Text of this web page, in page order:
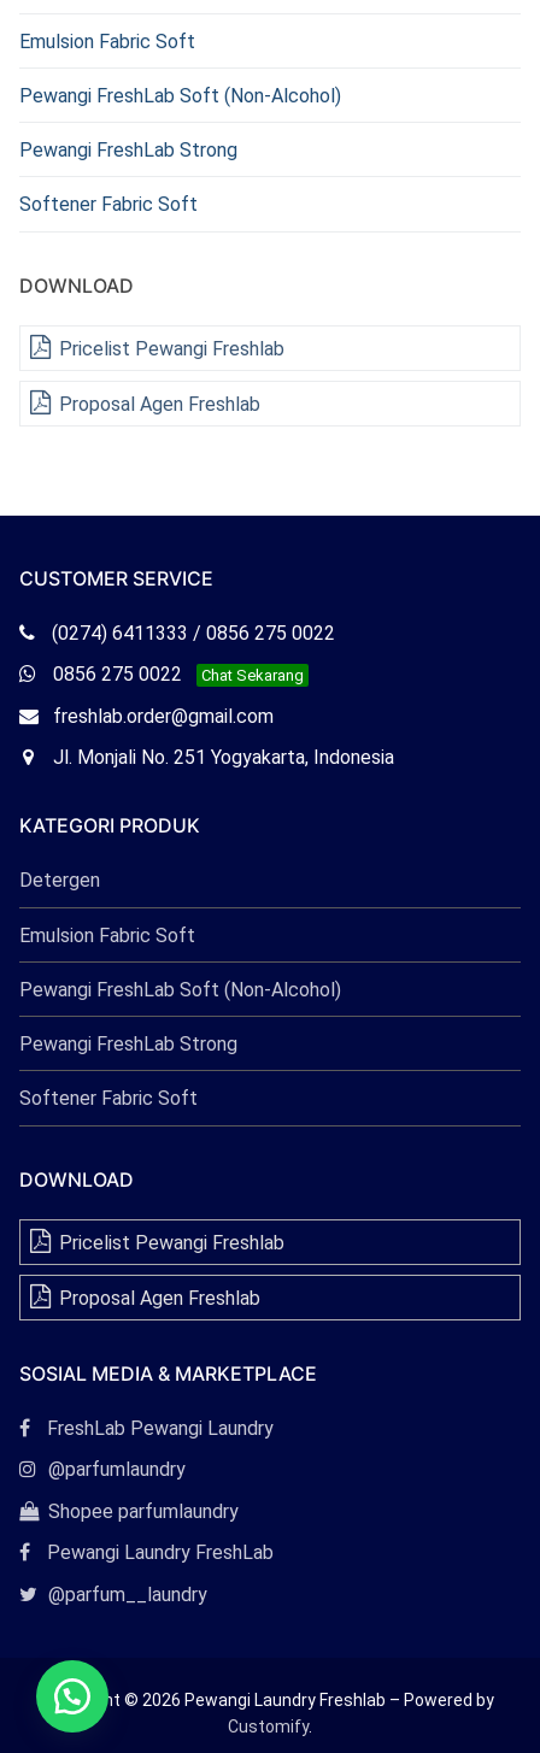
Emulsion Fabric Soft
Pewangi FreshLab Soft (Non-Alcohol)
Pewangi FreshLab Strong
Softener Fabric Soft
DOWNLOAD
Pricelist Pewangi Freshlab
Proposal Agen Freshlab
CUSTOMER SERVICE
Telepon
Freshlab
(0274) 6411333 / 0856 275 0022
Whatsapp
Freshlab
0856 275 0022 Chat Sekarang
Email
Freshlab
freshlab.order@gmail.com
OfficeJl. Monjali No. 251 Yogyakarta, Indonesia
KATEGORI PRODUK
Detergen
Emulsion Fabric Soft
Pewangi FreshLab Soft (Non-Alcohol)
Pewangi FreshLab Strong
Softener Fabric Soft
DOWNLOAD
Pricelist Pewangi Freshlab
Proposal Agen Freshlab
SOSIAL MEDIA & MARKETPLACE
Tautan
Facebook
FreshLab Pewangi Laundry
Tautan
Instagram
@parfumlaundry
Tautan
Shopee
Shopee parfumlaundry
Pewangi Laundry FreshLab
Tautan@parfum__laundry
Copyright © 2026 Pewangi Laundry Freshlab – Powered by
Customify.